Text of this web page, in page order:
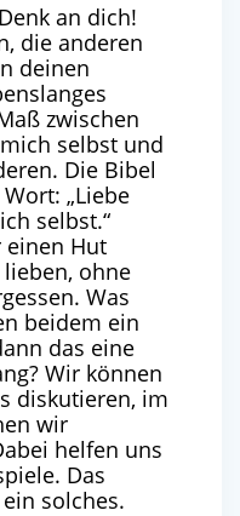
an dich!
die anderen
deinen
zwischen
selbst und
Die Bibel
„Liebe
selbst.“
einen Hut
ohne
Was
beidem ein
das eine
Wir können
diskutieren, im
wir
helfen uns
Das
solches.